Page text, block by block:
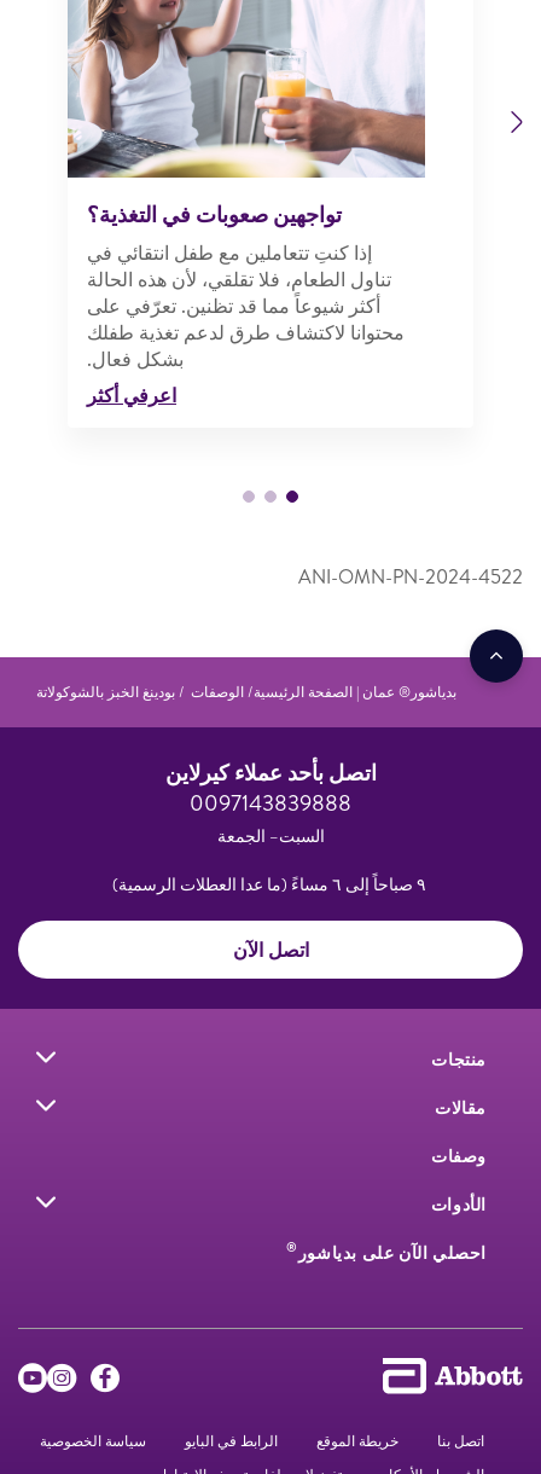
Previous
تواجهين صعوبات في التغذية؟
إذا كنتِ تتعاملين مع طفل انتقائي في
تناول الطعام، فلا تقلقي، لأن هذه الحالة
أكثر شيوعاً مما قد تظنين. تعرّفي على
محتوانا لاكتشاف طرق لدعم تغذية طفلك
بشكل فعال.
اعرفي أكثر
ANI-OMN-PN-2024-4522
بدياشور® عمان | الصفحة الرئيسية الوصفات بودينغ الخبز بالشوكولاتة
اتصل بأحد عملاء كيرلاين
0097143839888
السبت– الجمعة
اتصل الآن
منتجات
مقالات
وصفات
الأدوات
احصلي الآن على بدياشور ®
اتصل بنا خريطة الموقع الرابط في البايو
سياسة الخصوصية